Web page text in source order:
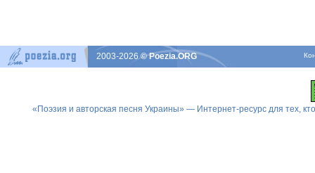
2003-2026© Poezia.ORG
«Поэзия и авторская песня Украины» — Интернет-ресурс для тех,